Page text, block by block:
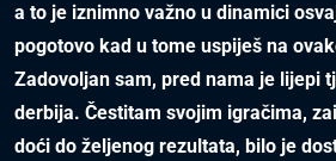
a to je iznimno važno u dinamici
pogotovo kad u tome uspiješ na
Zadovoljan sam, pred nama je lijepi
derbija. Čestitam svojim igračima,
doći do željenog rezultata, bilo je